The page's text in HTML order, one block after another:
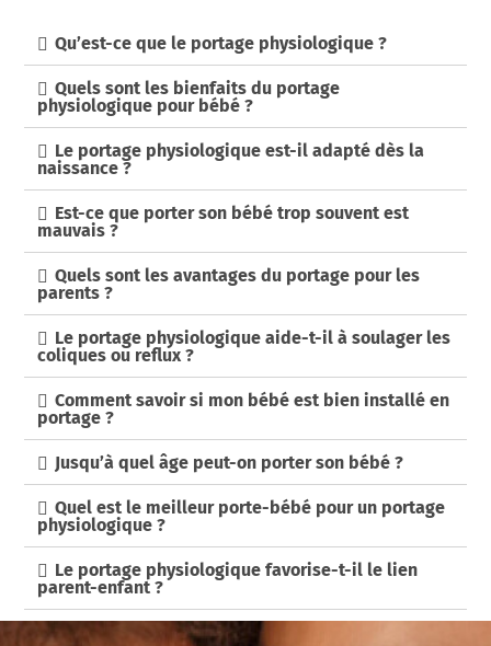
Qu’est-ce que le portage physiologique ?
Quels sont les bienfaits du portage
physiologique pour bébé ?
Le portage physiologique est-il adapté dès la
naissance ?
Est-ce que porter son bébé trop souvent est
mauvais ?
Quels sont les avantages du portage pour les
parents ?
Le portage physiologique aide-t-il à soulager les
coliques ou reflux ?
Comment savoir si mon bébé est bien installé en
portage ?
Jusqu’à quel âge peut-on porter son bébé ?
Quel est le meilleur porte-bébé pour un portage
physiologique ?
Le portage physiologique favorise-t-il le lien
parent-enfant ?